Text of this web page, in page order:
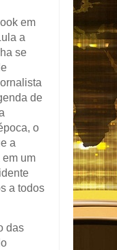
em
a
se
de
o
a
um
a todos
das